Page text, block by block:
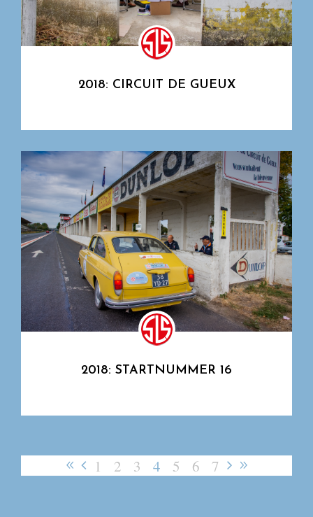
2018: CIRCUIT DE GUEUX
2018: STARTNUMMER 16
1 2 3 4 5 6 7